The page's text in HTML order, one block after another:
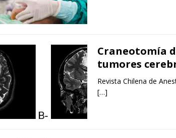
Craneotomía
tumores
Revista Chilena de
[…]